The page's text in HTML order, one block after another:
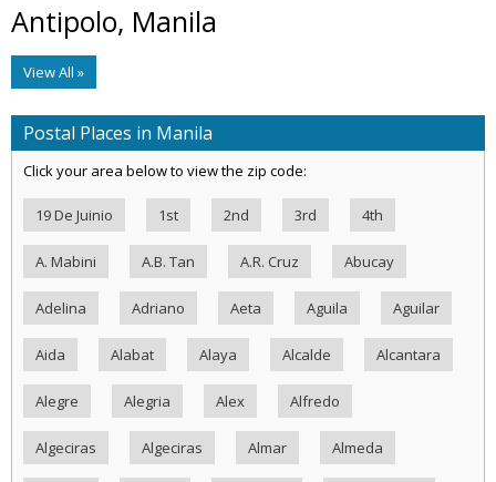
Antipolo, Manila
View All »
Postal Places in Manila
Click your area below to view the zip code:
19 De Juinio 1st 2nd 3rd 4th
A. Mabini A.B. Tan A.R. Cruz Abucay
Adelina Adriano Aeta Aguila Aguilar
Aida Alabat Alaya Alcalde Alcantara
Alegre Alegria Alex Alfredo
Algeciras Algeciras Almar Almeda